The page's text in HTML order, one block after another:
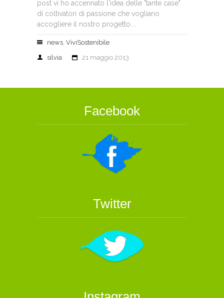
post vi ho accennato l'idea delle "tante case"
di coltivatori di passione che vogliano
accogliere il nostro progetto....
news, ViviSostenibile
silvia
21 maggio 2013
Facebook
Twitter